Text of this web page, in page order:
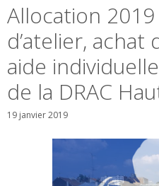
Allocation 2019
d’atelier,
aide
de la DRAC
19 janvier 2019